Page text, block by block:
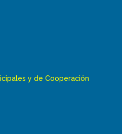
y de Cooperación